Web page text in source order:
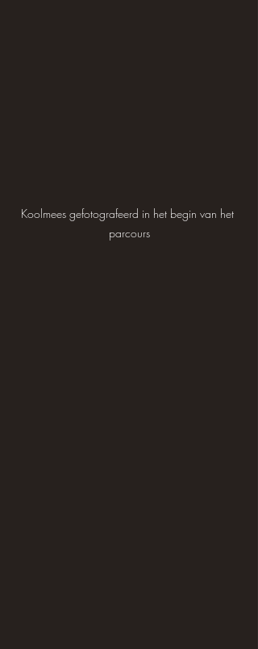
Koolmees gefotografeerd in het begin van het
parcours